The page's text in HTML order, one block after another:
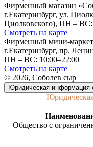
Фирменный магазин
г.Екатеринбург, ул.
Циолковского), ПН – ВС:
Смотреть на карте
Фирменный мини-
г.Екатеринбург, пр.
ПН – ВС: 10:00–22:00
Смотреть на карте
© 2026, Соболев сыр
Юридическая информация
Общество с